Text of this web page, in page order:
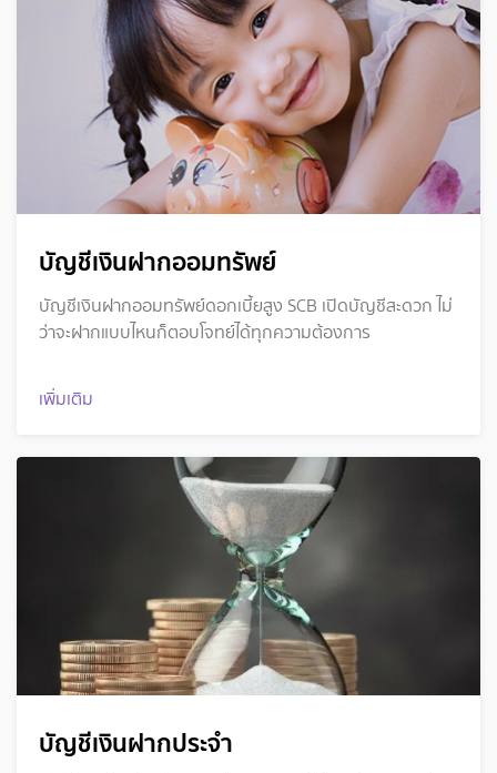
บัญชีเงินฝากออมทรัพย์
บัญชีเงินฝากออมทรัพย์ดอกเบี้ยสูง SCB เปิดบัญชีสะดวก ไม่
ว่าจะฝากแบบไหนก็ตอบโจทย์ได้ทุกความต้องการ
เพิ่มเติม
บัญชีเงินฝากประจำ